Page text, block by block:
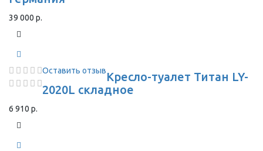
39 000 р.
Оставить отзывКресло-туалет Титан LY-
2020L складное
6 910 р.